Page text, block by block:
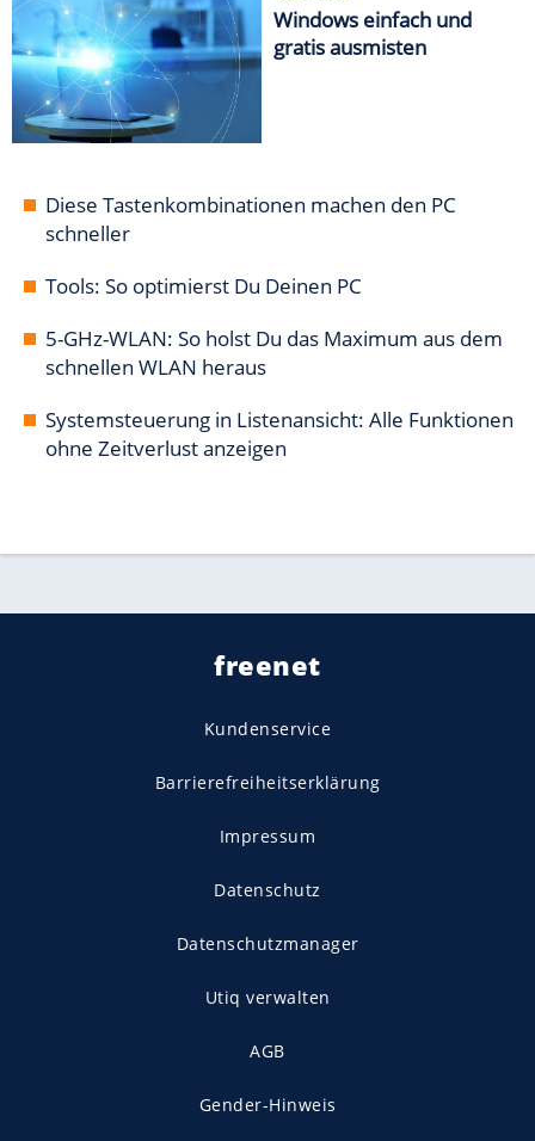
Windows einfach und
gratis ausmisten
Diese Tastenkombinationen machen den PC
schneller
Tools: So optimierst Du Deinen PC
5-GHz-WLAN: So holst Du das Maximum aus dem
schnellen WLAN heraus
Systemsteuerung in Listenansicht: Alle Funktionen
ohne Zeitverlust anzeigen
freenet
Kundenservice
Barrierefreiheitserklärung
Impressum
Datenschutz
Datenschutzmanager
Utiq verwalten
AGB
Gender-Hinweis